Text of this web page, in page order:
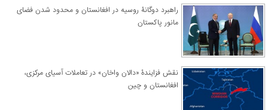
راهبرد دوگانۀ روسیه در افغانستان و محدود شدن فضای
مانور پاکستان
نقش فزایندۀ «دالان واخان» در تعاملات آسیای مرکزی،
افغانستان و چین